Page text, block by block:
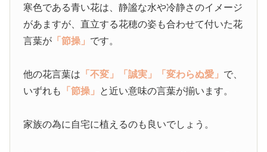
寒色である青い花は、静謐な水や冷静さのイメージ
があますが、直立する花穂の姿も合わせて付いた花
言葉が 「節操」 です。
他の花言葉は 「不変」 「誠実」 「変わらぬ愛」 で、
いずれも
「節操」 と近い意味の言葉が揃います。
家族の為に自宅に植えるのも良いでしょう。